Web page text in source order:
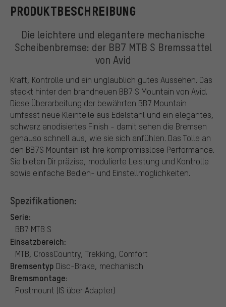
PRODUKTBESCHREIBUNG
Die leichtere und elegantere mechanische
Scheibenbremse: der BB7 MTB S Bremssattel
von Avid
Kraft, Kontrolle und ein unglaublich gutes Aussehen. Das
steckt hinter den brandneuen BB7 S Mountain von Avid.
Diese Überarbeitung der bewährten BB7 Mountain
umfasst neue Kleinteile aus Edelstahl und ein elegantes,
schwarz anodisiertes Finish - damit sehen die Bremsen
genauso schnell aus, wie sie sich anfühlen. Das Tolle an
den BB7S Mountain ist ihre kompromisslose Performance.
Sie bieten Dir präzise, modulierte Leistung und Kontrolle
sowie einfache Bedien- und Einstellmöglichkeiten.
Spezifikationen:
Serie:
BB7 MTB S
Einsatzbereich:
MTB, CrossCountry, Trekking, Comfort
Bremsentyp Disc-Brake, mechanisch
Bremsmontage:
Postmount (IS über Adapter)